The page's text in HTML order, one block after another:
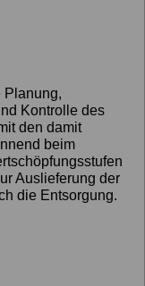
Planung,
Kontrolle des
den damit
beim
Auslieferung der
die Entsorgung.